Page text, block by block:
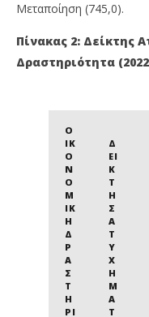
Μεταποίηση (745,0).
Πίνακας 2: Δείκτης
Δραστηριότητα
Ο
ΙΚ
Ο
Ν
Ο
Μ
ΙΚ
Ή
Δ
Ρ
Α
Σ
Τ
Η
ΡΙ
Δ
ΕΊ
Κ
Τ
Η
Σ
Α
Τ
Υ
Χ
Η
Μ
Ά
Τ